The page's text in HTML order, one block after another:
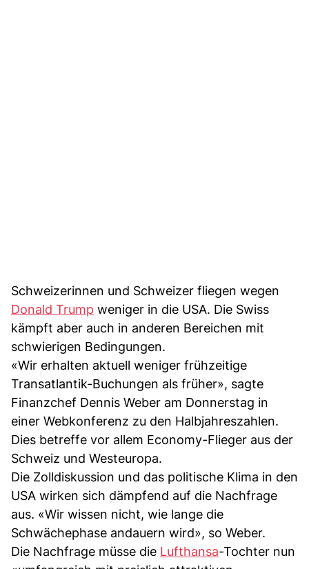
Schweizerinnen und Schweizer fliegen wegen
Donald Trump weniger in die USA. Die Swiss
kämpft aber auch in anderen Bereichen mit
schwierigen Bedingungen.
«Wir erhalten aktuell weniger frühzeitige
Transatlantik-Buchungen als früher», sagte
Finanzchef Dennis Weber am Donnerstag in
einer Webkonferenz zu den Halbjahreszahlen.
Dies betreffe vor allem Economy-Flieger aus der
Schweiz und Westeuropa.
Die Zolldiskussion und das politische Klima in den
USA wirken sich dämpfend auf die Nachfrage
aus. «Wir wissen nicht, wie lange die
Schwächephase andauern wird», so Weber.
Die Nachfrage müsse die Lufthansa-Tochter nun